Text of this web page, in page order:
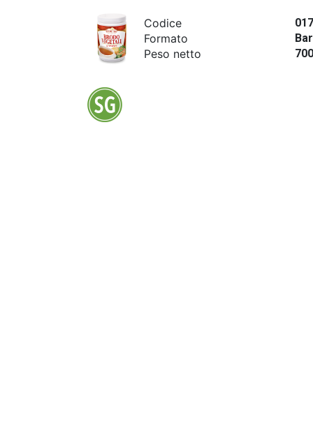
Codice
Formato
Peso netto